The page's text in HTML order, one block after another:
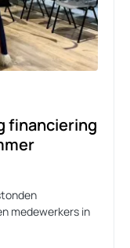
financiering
medewerkers in